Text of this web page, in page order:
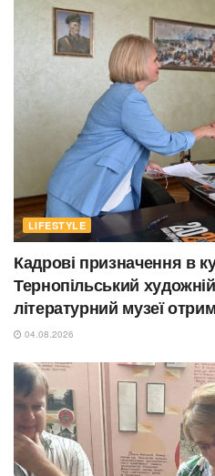
LIFESTYLE
Кадрові призначення в
Тернопільський
літературний музеї
04.08.2026